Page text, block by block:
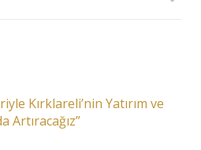
Kırklareli’nin Yatırım ve
Artıracağız”